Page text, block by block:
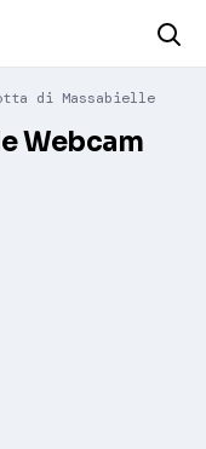
di Massabielle
Webcam